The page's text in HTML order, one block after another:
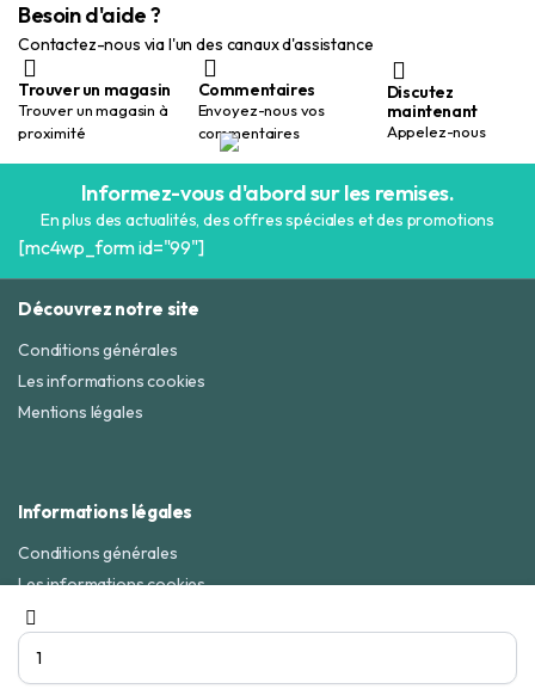
Rasoirs
à
épiler-
Besoin d'aide ?
Contactez-nous via l'un des canaux d'assistance
Trouver un magasin
Trouver un magasin à
proximité
Commentaires
Envoyez-nous vos
commentaires
Discutez
maintenant
Appelez-nous
Informez-vous d'abord sur les remises.
En plus des actualités, des offres spéciales et des promotions
[mc4wp_form id="99"]
Découvrez notre site
Conditions générales
Les informations cookies
Mentions légales
Informations légales
Conditions générales
Les informations cookies
Mentions légales
06 70 78 53 85 Envoyer un mail Telegram Watsapp